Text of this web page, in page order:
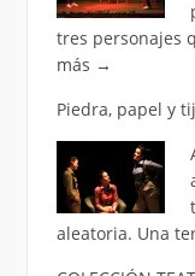
tres personajes
más →
Piedra, papel y
aleatoria. Una